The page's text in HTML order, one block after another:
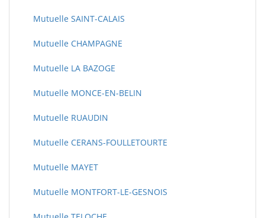
Mutuelle SAINT-CALAIS
Mutuelle CHAMPAGNE
Mutuelle LA BAZOGE
Mutuelle MONCE-EN-BELIN
Mutuelle RUAUDIN
Mutuelle CERANS-FOULLETOURTE
Mutuelle MAYET
Mutuelle MONTFORT-LE-GESNOIS